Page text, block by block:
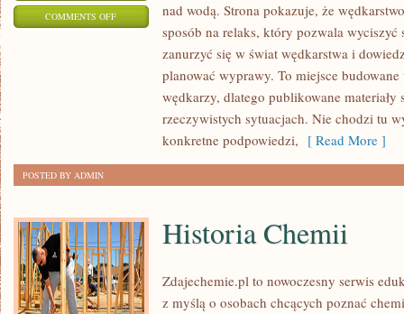
COMMENTS OFFON
WĘDKARSTWO
EKSTREMALNE
nad wodą. Strona pokazuje, że
sposób na relaks, który pozwala
zanurzyć się w świat wędkarstwa i
planować wyprawy. To miejsce
wędkarzy, dlatego publikowane materiały
rzeczywistych sytuacjach. Nie chodzi tu
konkretne podpowiedzi, [ Read More ]
POSTED BY ADMIN
Historia Chemii
Zdajechemie.pl to nowoczesny serwis
z myślą o osobach chcących poznać